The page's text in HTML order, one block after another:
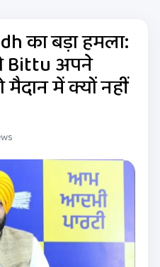
का बड़ा हमला:
Bittu अपने
मैदान में क्यों नहीं